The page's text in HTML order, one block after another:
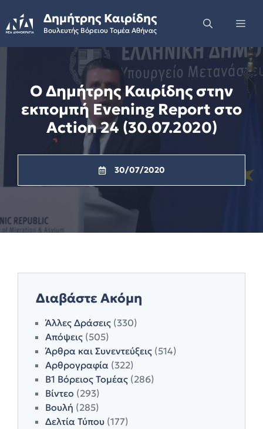
to
content
Δημήτρης Καιρίδης
Βουλευτής Βόρειου Τομέα Αθήνας
Ο Δημήτρης Καιρίδης στην
εκπομπή Evening Report στο
Action 24 (30.07.2020)
30/07/2020
Διαβάστε Ακόμη
Άλλες Δράσεις (330)
Απόψεις (505)
Άρθρα και Συνεντεύξεις (514)
Αρθρογραφία (322)
Β1 Βόρειος Τομέας (286)
Βίντεο (293)
Βουλή (285)
Δελτία Τύπου (177)